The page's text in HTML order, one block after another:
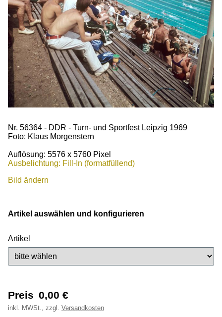
Nr. 56364 - DDR - Turn- und Sportfest Leipzig 1969
Foto: Klaus Morgenstern
Auflösung: 5576 x 5760 Pixel
Ausbelichtung: Fill-In (formatfüllend)
Bild ändern
Artikel auswählen und konfigurieren
Artikel
Preis 0,00 €
inkl. MWSt., zzgl. Versandkosten